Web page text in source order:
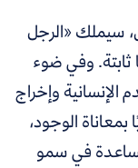
سيملك «الرجل
وفي ضوء
وإخراج
الوجود،
في سمو